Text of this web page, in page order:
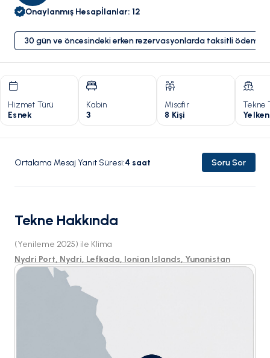
Onaylanmış Hesapİlanlar: 12
30 gün ve öncesindeki erken rezervasyonlarda taksitli ödeme
Hizmet Türü
Esnek
Kabin
3
Misafir
8 Kişi
Tekne
Ortalama Mesaj Yanıt Süresi:4 saat Soru Sor
Tekne Hakkında
(Yenileme 2025) ile Klima
Nydri Port, Nydri, Lefkada, Ionian Islands, Yunanistan